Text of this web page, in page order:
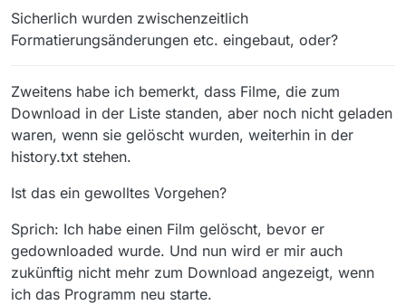
Sicherlich wurden zwischenzeitlich
Formatierungsänderungen etc. eingebaut, oder?
Zweitens habe ich bemerkt, dass Filme, die zum
Download in der Liste standen, aber noch nicht geladen
waren, wenn sie gelöscht wurden, weiterhin in der
history.txt stehen.
Ist das ein gewolltes Vorgehen?
Sprich: Ich habe einen Film gelöscht, bevor er
gedownloaded wurde. Und nun wird er mir auch
zukünftig nicht mehr zum Download angezeigt, wenn
ich das Programm neu starte.